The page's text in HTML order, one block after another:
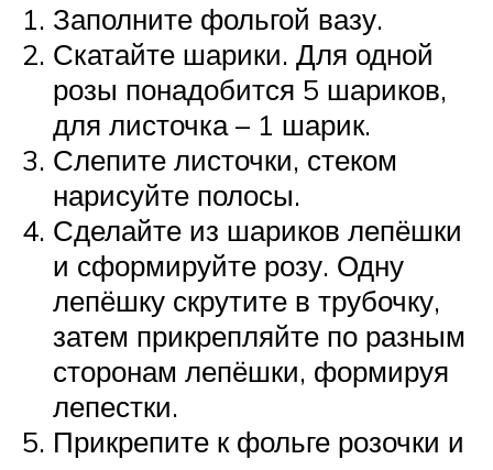
Заполните фольгой вазу.
Скатайте шарики. Для одной
розы понадобится 5 шариков,
для листочка – 1 шарик.
Слепите листочки, стеком
нарисуйте полосы.
Сделайте из шариков лепёшки
и сформируйте розу. Одну
лепёшку скрутите в трубочку,
затем прикрепляйте по разным
сторонам лепёшки, формируя
лепестки.
Прикрепите к фольге розочки и